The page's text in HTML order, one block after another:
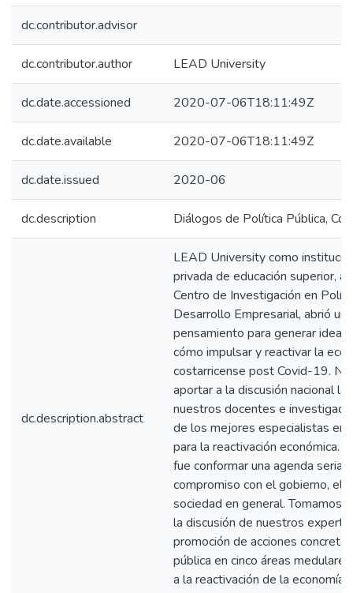
dc.contributor.advisor
dc.contributor.author LEAD University
dc.date.accessioned 2020-07-06T18:11:49Z
dc.date.available 2020-07-06T18:11:49Z
dc.date.issued 2020-06
dc.description Diálogos de Política Pública,
dc.description.abstract
LEAD University como
privada de educación superior, a
Centro de Investigación en
Desarrollo Empresarial, abrió un
pensamiento para generar
cómo impulsar y reactivar la
costarricense post Covid-19.
aportar a la discusión nacional la
nuestros docentes e
de los mejores especialistas en
para la reactivación económica.
fue conformar una agenda seria
compromiso con el gobierno, el
sociedad en general. Tomamos
la discusión de nuestros
promoción de acciones
pública en cinco áreas
a la reactivación de la economía